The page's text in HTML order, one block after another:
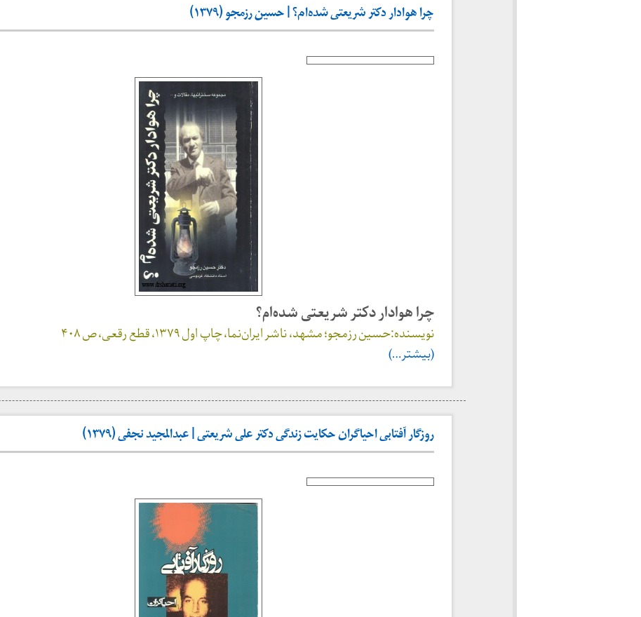
چرا هوادار دکتر شریعتی شده‌ام؟ | حسین رزمجو (۱۳۷۹)
چرا هوادار دکتر شریعتی شده‌‌ام؟
نویسنده:حسین رزمجو؛ مشهد، ناشر ایران‌نما، چاپ اول ۱۳۷۹، قطع رقعی، ص ۴۰۸
(بیشتر…)
روزگار آفتابی احیاگران حکایت زندگی دکتر علی شریعتی | عبدالمجید نجفی (۱۳۷۹)